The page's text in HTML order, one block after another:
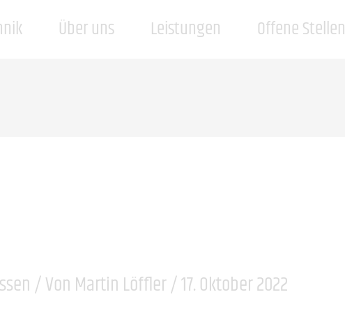
Über uns Leistungen Offene Stellen
/ Von Martin Löffler/17. Oktober 2022